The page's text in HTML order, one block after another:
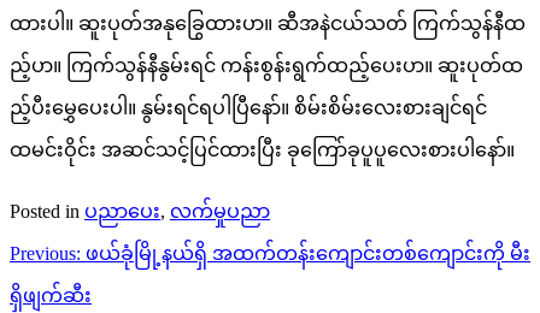
ထားပါ။ ဆူးပုတ်အနု‌ခြွေထားပာ။ ဆီအနဲငယ်သတ် ကြက်သွန်နီထ
ည့်ပာ။ ကြက်သွန်နီနွမ်းရင် ကန်းစွန်းရွက်ထည့်ပေးပာ။ ဆူးပုတ်ထ
ည့်ပီးမွှေပေးပါ။ နွမ်းရင်ရပါပြီနော်။ စိမ်းစိမ်းလေးစားချင်ရင်
ထမင်းဝိုင်း အဆင်သင့်ပြင်ထားပြီး ခုကြော်ခုပူပူ‌လေးစားပါနော်။
Posted in ပညာပေး, လက်မှုပညာ
Post
navigation
Previous: ဖယ်ခုံမြို့နယ်ရှိ အထက်တန်းကျောင်းတစ်ကျောင်းကို မီး
ရှိဖျက်ဆီး